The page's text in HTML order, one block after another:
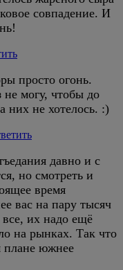
совпадение. И
просто огонь.
не могу, чтобы до
них не хотелось. :)
давно и с
но смотреть и
время
вас на пару тысяч
их надо ещё
на рынках. Так что
плане южнее